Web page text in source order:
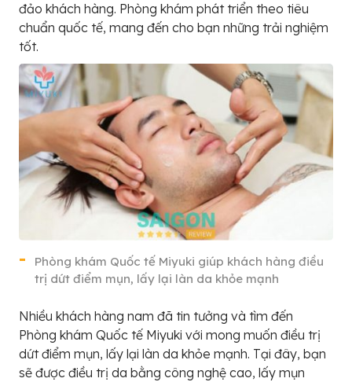
đảo khách hàng. Phòng khám phát triển theo tiêu
chuẩn quốc tế, mang đến cho bạn những trải nghiệm
tốt.
Phòng khám Quốc tế Miyuki giúp khách hàng điều
trị dứt điểm mụn, lấy lại làn da khỏe mạnh
Nhiều khách hàng nam đã tin tưởng và tìm đến
Phòng khám Quốc tế Miyuki với mong muốn điều trị
dứt điểm mụn, lấy lại làn da khỏe mạnh. Tại đây, bạn
sẽ được điều trị da bằng công nghệ cao, lấy mụn